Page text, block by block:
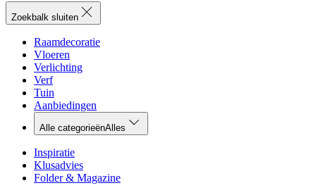
Zoekbalk sluiten
Raamdecoratie
Vloeren
Verlichting
Verf
Tuin
Aanbiedingen
Alle categorieënAlles
Inspiratie
Klusadvies
Folder & Magazine